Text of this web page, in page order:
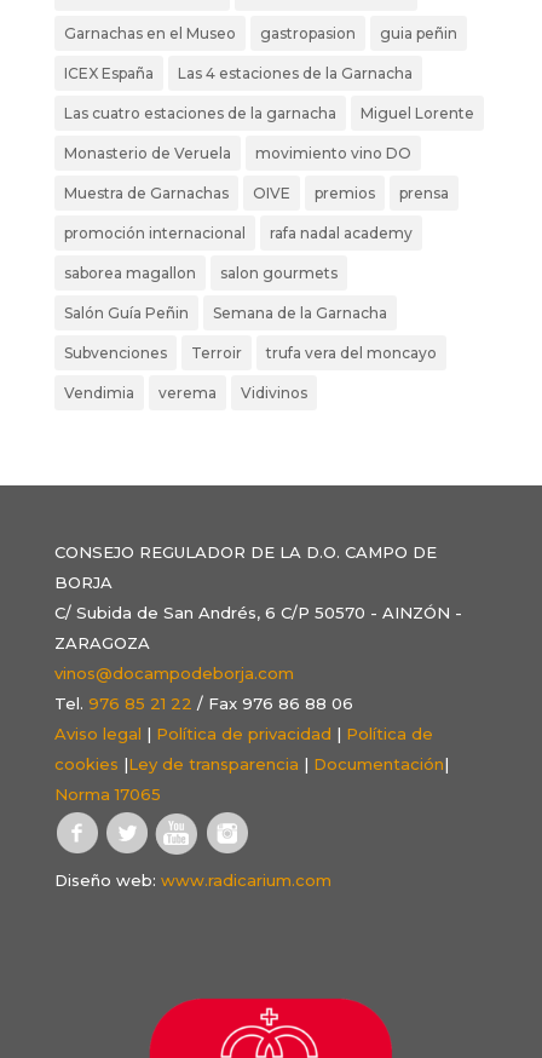
Garnachas en el Museo gastropasion guia peñin
ICEX España Las 4 estaciones de la Garnacha
Las cuatro estaciones de la garnacha Miguel Lorente
Monasterio de Veruela movimiento vino DO
Muestra de Garnachas OIVE premios prensa
promoción internacional rafa nadal academy
saborea magallon salon gourmets
Salón Guía Peñin Semana de la Garnacha
Subvenciones Terroir trufa vera del moncayo
Vendimia verema Vidivinos
CONSEJO REGULADOR DE LA D.O. CAMPO DE
BORJA
C/ Subida de San Andrés, 6 C/P 50570 - AINZÓN -
ZARAGOZA
vinos@docampodeborja.com
Tel. 976 85 21 22 / Fax 976 86 88 06
Aviso legal | Política de privacidad | Política de
cookies |Ley de transparencia | Documentación|
Norma 17065
Diseño web: www.radicarium.com